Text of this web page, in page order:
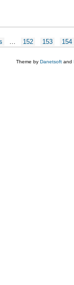
152 153 154
Theme by Danetsoft and